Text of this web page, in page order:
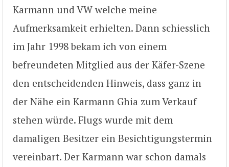
Karmann und VW welche meine
Aufmerksamkeit erhielten. Dann schiesslich
im Jahr 1998 bekam ich von einem
befreundeten Mitglied aus der Käfer-Szene
den entscheidenden Hinweis, dass ganz in
der Nähe ein Karmann Ghia zum Verkauf
stehen würde. Flugs wurde mit dem
damaligen Besitzer ein Besichtigungstermin
vereinbart. Der Karmann war schon damals